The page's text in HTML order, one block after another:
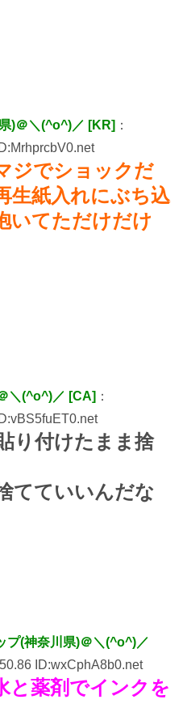
)＠＼(^o^)／ [KR] ：
ジでショックだ
生紙入れにぶち込
いてただけだけ
＼(^o^)／ [CA] ：
り付けたまま捨
てていいんだな
プ(神奈川県)＠＼(^o^)／
ID:wxCphA8b0.net
と薬剤でインクを